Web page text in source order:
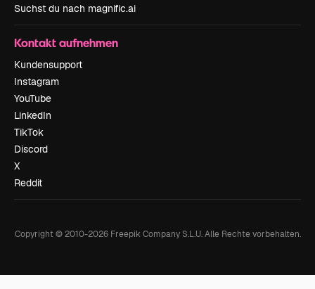
Suchst du nach magnific.ai
Kontakt aufnehmen
Kundensupport
Instagram
YouTube
LinkedIn
TikTok
Discord
X
Reddit
Copyright © 2010-2026Freepik Company S.L.U. Alle Rechte vorbehalten.